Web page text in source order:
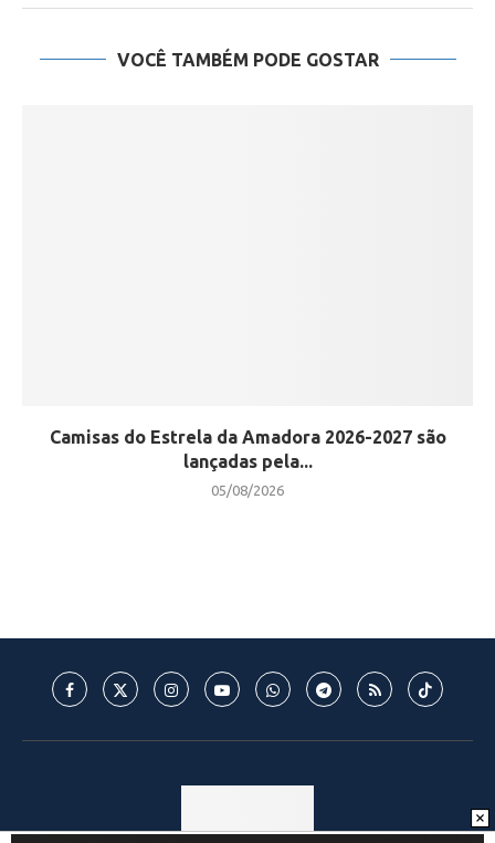
VOCÊ TAMBÉM PODE GOSTAR
Camisas do Estrela da Amadora 2026-2027 são
lançadas pela...
05/08/2026